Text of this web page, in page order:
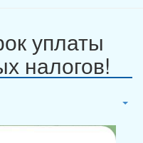
уплаты
налогов!